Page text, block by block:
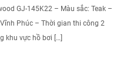
GJ-145K22 – Màu sắc: Teak –
Phúc – Thời gian thi công 2
khu vực hồ bơi […]